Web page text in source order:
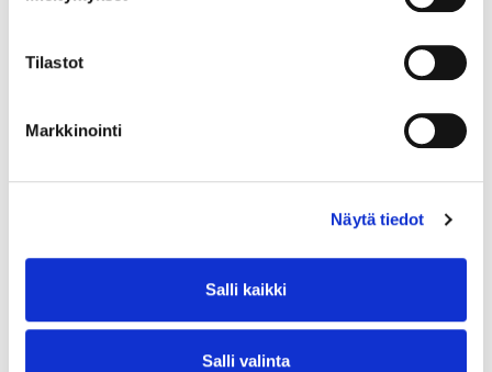
Tilastot
Markkinointi
Näytä tiedot
Salli kaikki
Salli valinta
tulehduksia aiheuttavien bakteerien toimintaa ja
Elimistön puolustusjärjestelmä, joka suojelee elimistöä
taudinaiheuttajilta kuten viruksilta ja bakteereilta. Se
elimistön suurin immunologinen elin ja suoliston
ruokkia terveellisellä ravinnolla, nukkua riittävästi sekä
välttää stressiä.